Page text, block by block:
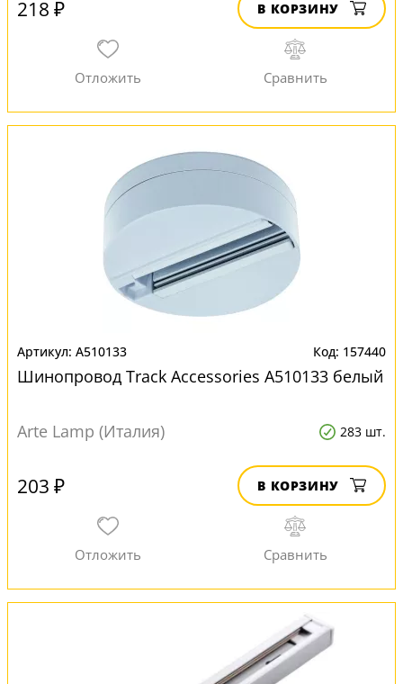
218 ₽ В КОРЗИНУ
A510133 157440
Шинопровод Track Accessories A510133 белый
Arte Lamp (Италия) 283 шт.
203 ₽ В КОРЗИНУ